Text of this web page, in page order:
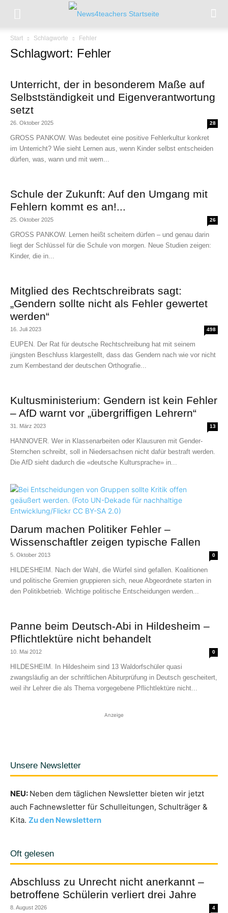
Start Schlagworte Fehler
Schlagwort: Fehler
Unterricht, der in besonderem Maße auf
Selbstständigkeit und Eigenverantwortung
setzt
26. Oktober 2025 28
GROSS PANKOW. Was bedeutet eine positive Fehlerkultur konkret
im Unterricht? Wie sieht Lernen aus, wenn Kinder selbst entscheiden
dürfen, was, wann und mit wem...
Schule der Zukunft: Auf den Umgang mit
Fehlern kommt es an!...
25. Oktober 2025 26
GROSS PANKOW. Lernen heißt scheitern dürfen – und genau darin
liegt der Schlüssel für die Schule von morgen. Neue Studien zeigen:
Kinder, die in...
Mitglied des Rechtschreibrats sagt:
„Gendern sollte nicht als Fehler gewertet
werden“
16. Juli 2023 498
EUPEN. Der Rat für deutsche Rechtschreibung hat mit seinem
jüngsten Beschluss klargestellt, dass das Gendern nach wie vor nicht
zum Kernbestand der deutschen Orthografie...
Kultusministerium: Gendern ist kein Fehler
– AfD warnt vor „übergriffigen Lehrern“
31. März 2023 13
HANNOVER. Wer in Klassenarbeiten oder Klausuren mit Gender-
Sternchen schreibt, soll in Niedersachsen nicht dafür bestraft werden.
Die AfD sieht dadurch die «deutsche Kultursprache» in...
Darum machen Politiker Fehler –
Wissenschaftler zeigen typische Fallen
5. Oktober 2013 0
HILDESHEIM. Nach der Wahl, die Würfel sind gefallen. Koalitionen
und politische Gremien gruppieren sich, neue Abgeordnete starten in
den Politikbetrieb. Wichtige politische Entscheidungen werden...
Panne beim Deutsch-Abi in Hildesheim –
Pflichtlektüre nicht behandelt
10. Mai 2012 0
HILDESHEIM. In Hildesheim sind 13 Waldorfschüler quasi
zwangsläufig an der schriftlichen Abiturprüfung in Deutsch gescheitert,
weil ihr Lehrer die als Thema vorgegebene Pflichtlektüre nicht...
Anzeige
Unsere Newsletter
NEU: Neben dem täglichen Newsletter bieten wir jetzt
auch Fachnewsletter für Schulleitungen, Schulträger &
Kita. Zu den Newslettern
Oft gelesen
Abschluss zu Unrecht nicht anerkannt –
betroffene Schülerin verliert drei Jahre
8. August 2026 4